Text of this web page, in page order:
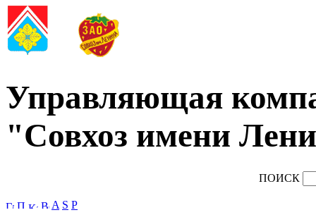
Управляющая
"Совхоз имени
ПОИСК
A S P